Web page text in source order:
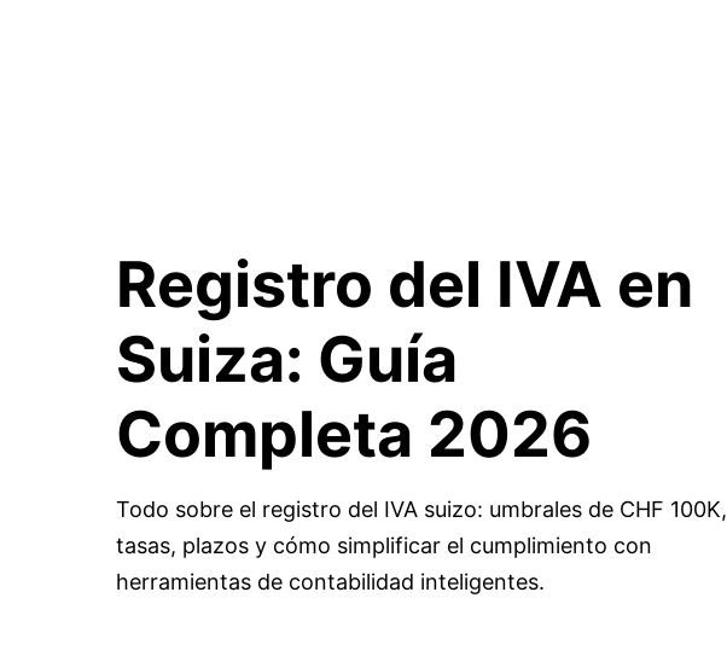
Registro del IVA en
Suiza: Guía
Completa 2026
Todo sobre el registro del IVA suizo: umbrales de CHF 100K,
tasas, plazos y cómo simplificar el cumplimiento con
herramientas de contabilidad inteligentes.